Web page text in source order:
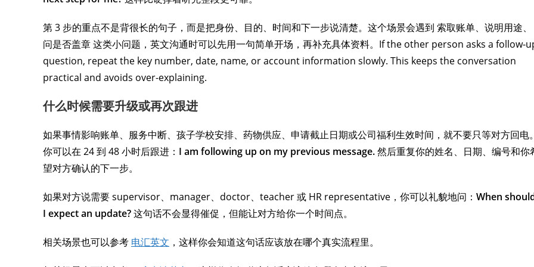
第 3 步的重点不是背很长的句子，而是把身份、目的、时间和下一步说清楚。这个场景会遇到 索取账单、说明用途、
问是否盖章 这类小问题，英文沟通时可以先用一句简单开场，再补充具体资料。If the other person asks a follow-
question, repeat the key number, date, name, or account information slowly. This keeps the conversation
practical and avoids over-explaining.
什么时候需要升级或再次跟进
如果事情影响账单、服务中断、孩子学校安排、药物供应、申请截止日期或公司福利生效时间，就不要只等对方回电。
你可以在 24 到 48 小时后跟进： I am following up on my previous message.然后重复你的姓名、日期、编号和你
望对方确认的下一步。
如果对方说需要 supervisor、manager、doctor、teacher 或 HR representative，你可以礼貌地问： When
I expect an update?这句话不会显得催促，但能让对方给你一个时间点。
相关场景也可以参考 电汇英文 ，这样你会知道这句话应该放在哪个真实流程里。